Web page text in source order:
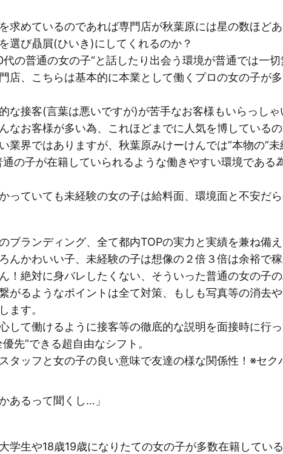
求めているのであれば専門店が秋葉原には星の数ほど
選び贔屓(ひいき)にしてくれるのか？
の普通の女の子“と話したり出会う環境が普通では一切
店、こちらは基本的に本業として働くプロの女の子が
な接客(言葉は悪いですが)が苦手なお客様もいらっし
なお客様が多い為、これほどまでに人気を博しているの
業界ではありますが、秋葉原みけーけんでは”本物の”
の子が在籍していられるような働きやすい環境である
っていても未経験の女の子は給料面、環境面と不安だら
ブランディング、全て都内TOPの実力と実績を兼ね備
んかわいい子、未経験の子は想像の２倍３倍は余裕で稼
！絶対に身バレしたくない、そういった普通の女の子
がるようなポイントは全て対策、もしも写真等の消去
ます。
して働けるように接客等の徹底的な説明を面接時に行っ
先”できる超自由なシフト。
タッフと女の子の良い意味で友達の様な関係性！※セ
あるって聞くし…」
学生や18歳19歳になりたての女の子が多数在籍してい